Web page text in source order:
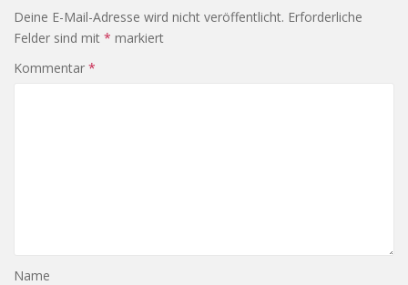
Deine E-Mail-Adresse wird nicht veröffentlicht. Erforderliche
Felder sind mit * markiert
Kommentar *
Name